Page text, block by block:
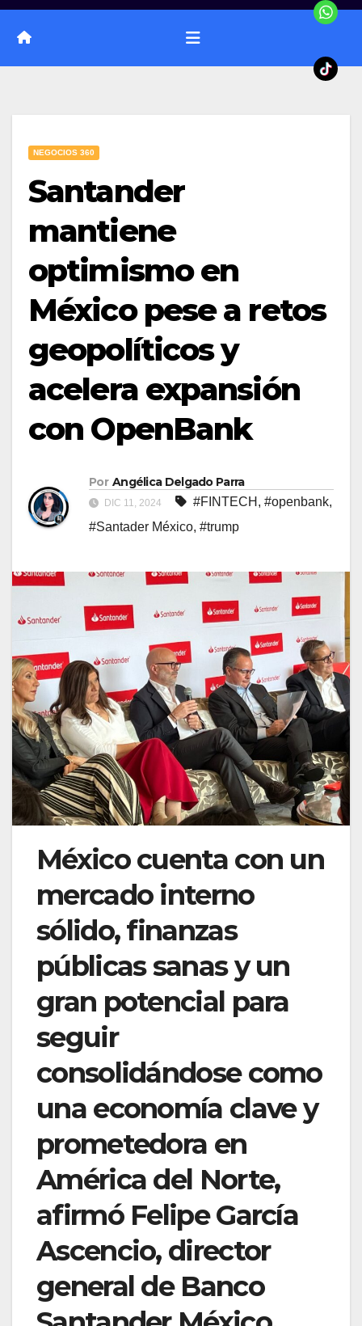
NEGOCIOS 360
Santander
mantiene
optimismo en
México pese a retos
geopolíticos y
acelera expansión
con OpenBank
Por Angélica Delgado Parra
DIC 11, 2024 #FINTECH , #openbank,
#Santader México, #trump
México cuenta con un
mercado interno
sólido, finanzas
públicas sanas y un
gran potencial para
seguir
consolidándose como
una economía clave y
prometedora en
América del Norte,
afirmó Felipe García
Ascencio, director
general de Banco